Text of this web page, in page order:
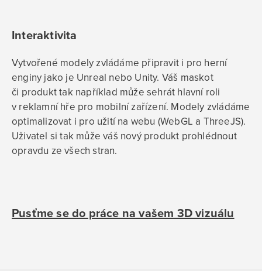
Interaktivita
Vytvořené modely zvládáme připravit i pro herní
enginy jako je Unreal nebo Unity. Váš maskot
či produkt tak například může sehrát hlavní roli
v reklamní hře pro mobilní zařízení. Modely zvládáme
optimalizovat i pro užití na webu (WebGL a ThreeJS).
Uživatel si tak může váš nový produkt prohlédnout
opravdu ze všech stran.
Pusťme se do práce na vašem 3D vizuálu